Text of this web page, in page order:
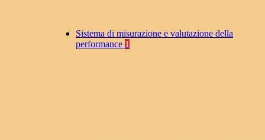
Sistema di misurazione e valutazione della
performance 1